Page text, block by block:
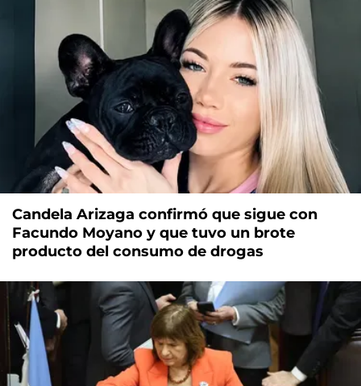
Candela Arizaga confirmó que sigue con
Facundo Moyano y que tuvo un brote
producto del consumo de drogas